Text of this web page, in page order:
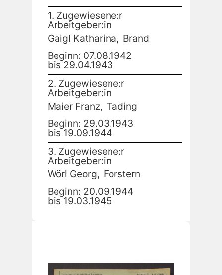
1. Zugewiesene:r
Arbeitgeber:in
Gaigl Katharina, Brand
Beginn: 07.08.1942
bis 29.04.1943
2. Zugewiesene:r
Arbeitgeber:in
Maier Franz, Tading
Beginn: 29.03.1943
bis 19.09.1944
3. Zugewiesene:r
Arbeitgeber:in
Wörl Georg, Forstern
Beginn: 20.09.1944
bis 19.03.1945